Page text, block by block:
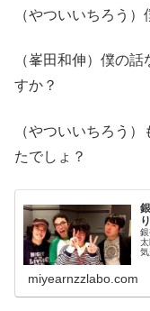
（やついいちろう
（峯田和伸）僕の
すか？
（やついいちろう
たでしょ？
miyearnzzlabo.com